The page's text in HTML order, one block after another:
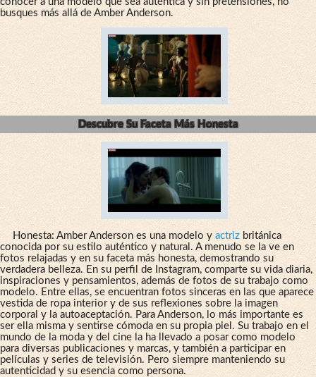
busques más allá de Amber Anderson.
Descubre Su Faceta Más Honesta
Honesta: Amber Anderson es una modelo y actrizbritánica
conocida por su estilo auténtico y natural. A menudo se la ve en
fotos relajadas y en su faceta más honesta, demostrando su
verdadera belleza. En su perfil de Instagram, comparte su vida diaria,
inspiraciones y pensamientos, además de fotos de su trabajo como
modelo. Entre ellas, se encuentran fotos sinceras en las que aparece
vestida de ropa interior y de sus reflexiones sobre la imagen
corporal y la autoaceptación. Para Anderson, lo más importante es
ser ella misma y sentirse cómoda en su propia piel. Su trabajo en el
mundo de la moda y del cine la ha llevado a posar como modelo
para diversas publicaciones y marcas, y también a participar en
películas y series de televisión. Pero siempre manteniendo su
autenticidad y su esencia como persona.